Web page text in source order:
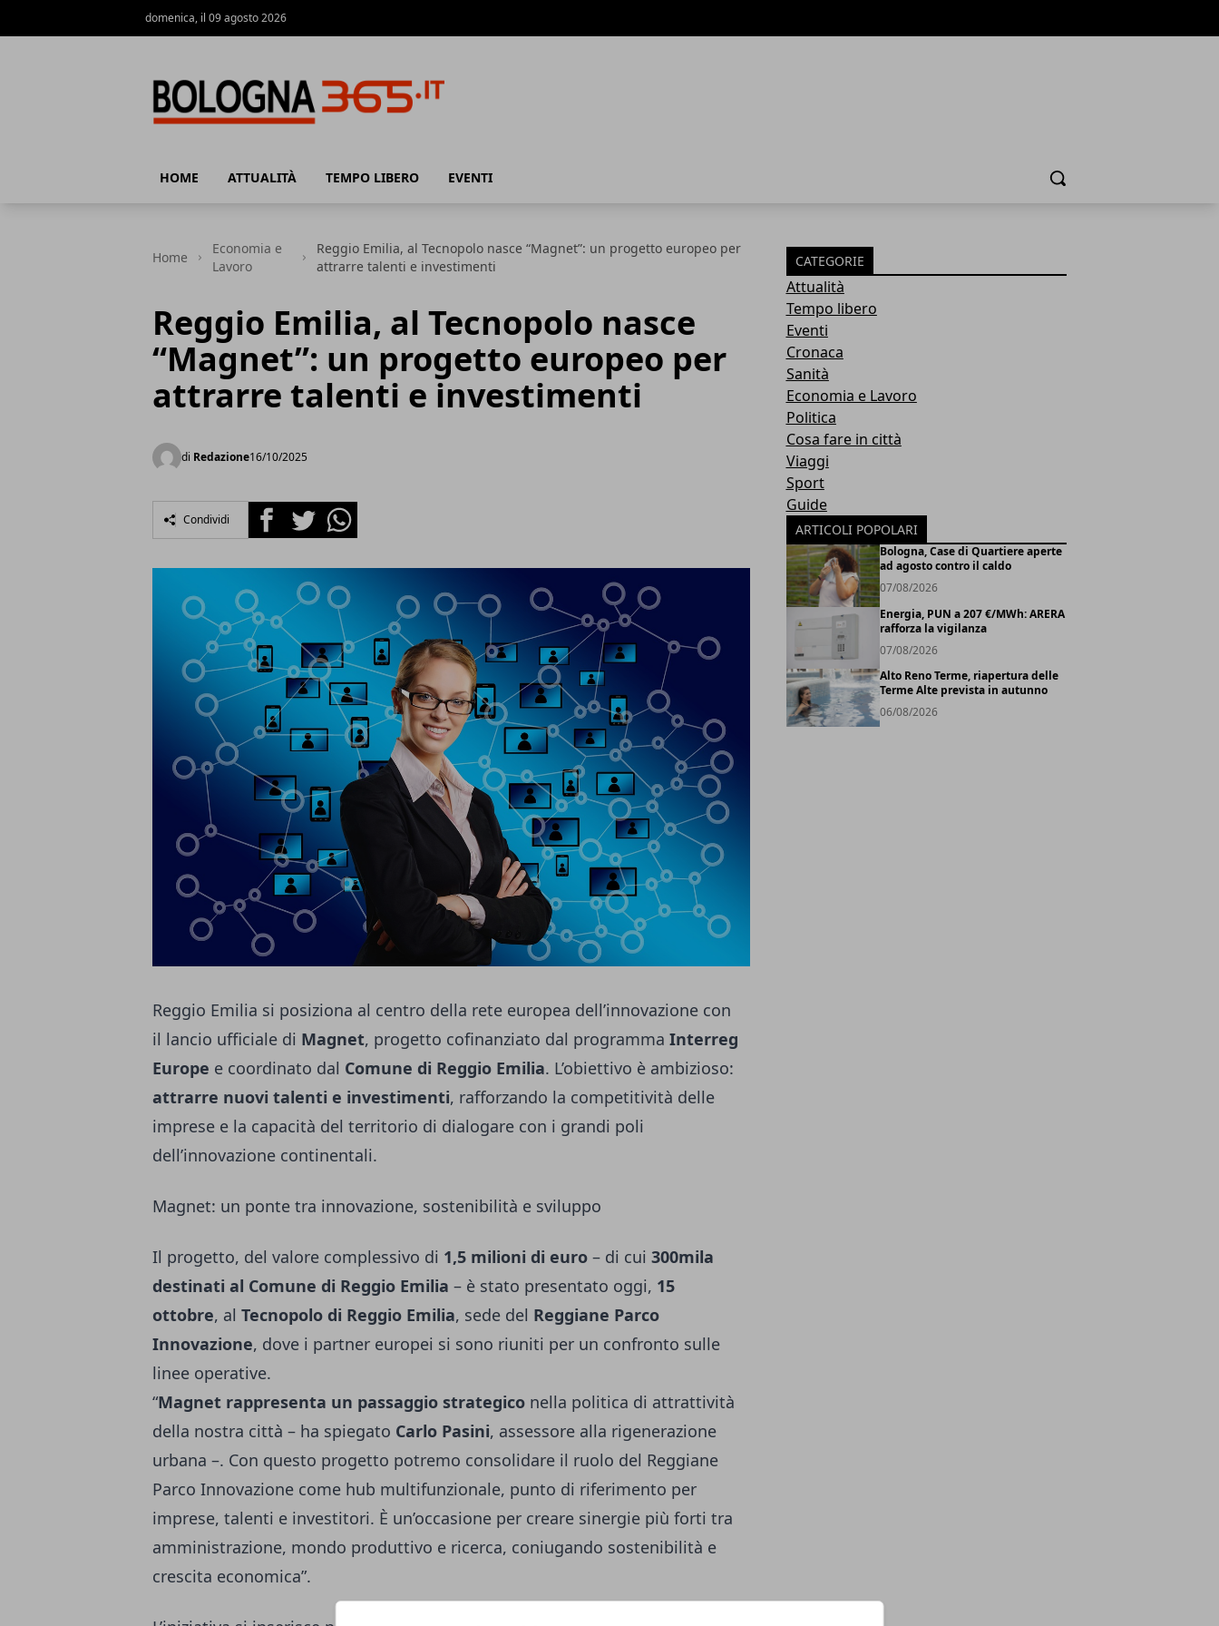
domenica, il 09 agosto 2026
HOME ATTUALITÀ TEMPO LIBERO EVENTI Cerca
Home
Economia e
Lavoro
Reggio Emilia, al Tecnopolo nasce “Magnet”: un progetto europeo per
attrarre talenti e investimenti
Reggio Emilia, al Tecnopolo nasce
“Magnet”: un progetto europeo per
attrarre talenti e investimenti
di Redazione16/10/2025
Condividi FacebookTwitterWhatsapp
Reggio Emilia si posiziona al centro della rete europea dell’innovazione con
il lancio ufficiale di Magnet, progetto cofinanziato dal programma Interreg
Europe e coordinato dal Comune di Reggio Emilia. L’obiettivo è ambizioso:
attrarre nuovi talenti e investimenti, rafforzando la competitività delle
imprese e la capacità del territorio di dialogare con i grandi poli
dell’innovazione continentali.
Magnet: un ponte tra innovazione, sostenibilità e sviluppo
Il progetto, del valore complessivo di 1,5 milioni di euro – di cui 300mila
destinati al Comune di Reggio Emilia – è stato presentato oggi, 15
ottobre, al Tecnopolo di Reggio Emilia, sede del Reggiane Parco
Innovazione, dove i partner europei si sono riuniti per un confronto sulle
linee operative.
“Magnet rappresenta un passaggio strategico nella politica di attrattività
della nostra città – ha spiegato Carlo Pasini, assessore alla rigenerazione
urbana –. Con questo progetto potremo consolidare il ruolo del Reggiane
Parco Innovazione come hub multifunzionale, punto di riferimento per
imprese, talenti e investitori. È un’occasione per creare sinergie più forti tra
amministrazione, mondo produttivo e ricerca, coniugando sostenibilità e
crescita economica”.
CATEGORIE
Attualità
Tempo libero
Eventi
Cronaca
Sanità
Economia e Lavoro
Politica
Cosa fare in città
Viaggi
Sport
Guide
ARTICOLI POPOLARI
Bologna, Case di Quartiere aperte
ad agosto contro il caldo
07/08/2026
Energia, PUN a 207 €/MWh: ARERA
rafforza la vigilanza
07/08/2026
Alto Reno Terme, riapertura delle
Terme Alte prevista in autunno
06/08/2026